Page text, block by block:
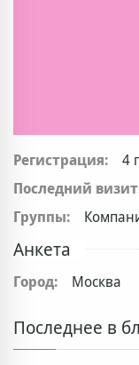
Регистрация:
4
Последний
Группы:
Анкета
Город: Москва
Последнее в